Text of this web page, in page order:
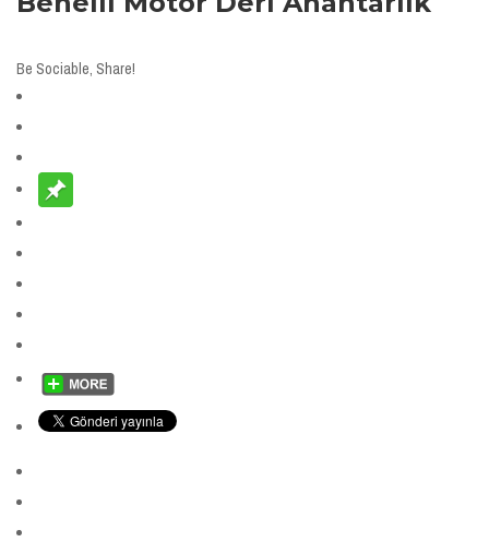
Be Sociable, Share!